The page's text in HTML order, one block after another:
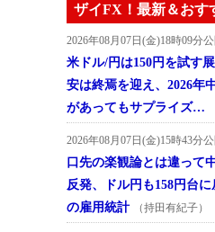
ザイFX！最新＆おす
2026年08月07日(金)18時09分公
米ドル/円は150円を試す
安は終焉を迎え、2026年
があってもサプライズ…
2026年08月07日(金)15時43分公
口先の楽観論とは違って
反発、ドル円も158円台
の雇用統計
（持田有紀子）